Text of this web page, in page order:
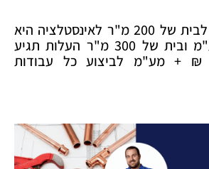
העלות הממוצעת לבית של 200 מ"ר לאינסטלציה היא
כ-70,000 ₪ +מע"מ ובית של 300 מ"ר העלות תגיע
קרוב ל-100,000 ₪ + מע"מ לביצוע כל עבודות